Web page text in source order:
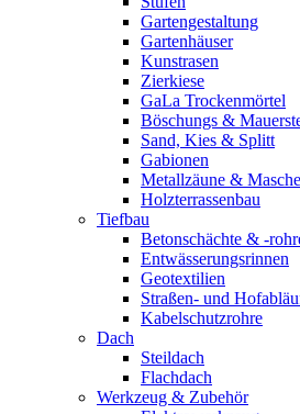
Gartengestaltung
Gartenhäuser
Kunstrasen
Zierkiese
GaLa Trockenmörtel
Böschungs &
Sand, Kies & Splitt
Gabionen
Metallzäune &
Holzterrassenbau
Tiefbau
Betonschächte & -
Entwässerungsrinnen
Geotextilien
Straßen- und
Kabelschutzrohre
Dach
Steildach
Flachdach
Werkzeug & Zubehör